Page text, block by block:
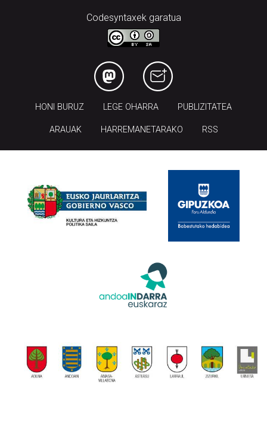
Codesyntaxek garatua
HONI BURUZ LEGE OHARRA PUBLIZITATEA
ARAUAK HARREMANETARAKO RSS